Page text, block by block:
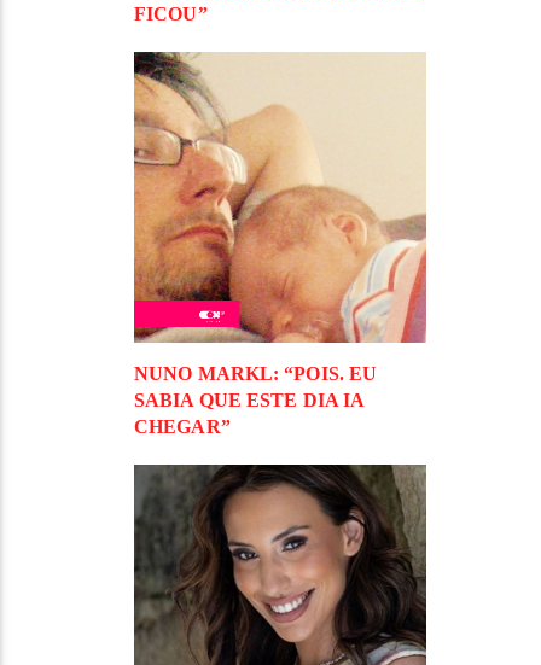
FICOU”
NUNO MARKL: “POIS. EU
SABIA QUE ESTE DIA IA
CHEGAR”